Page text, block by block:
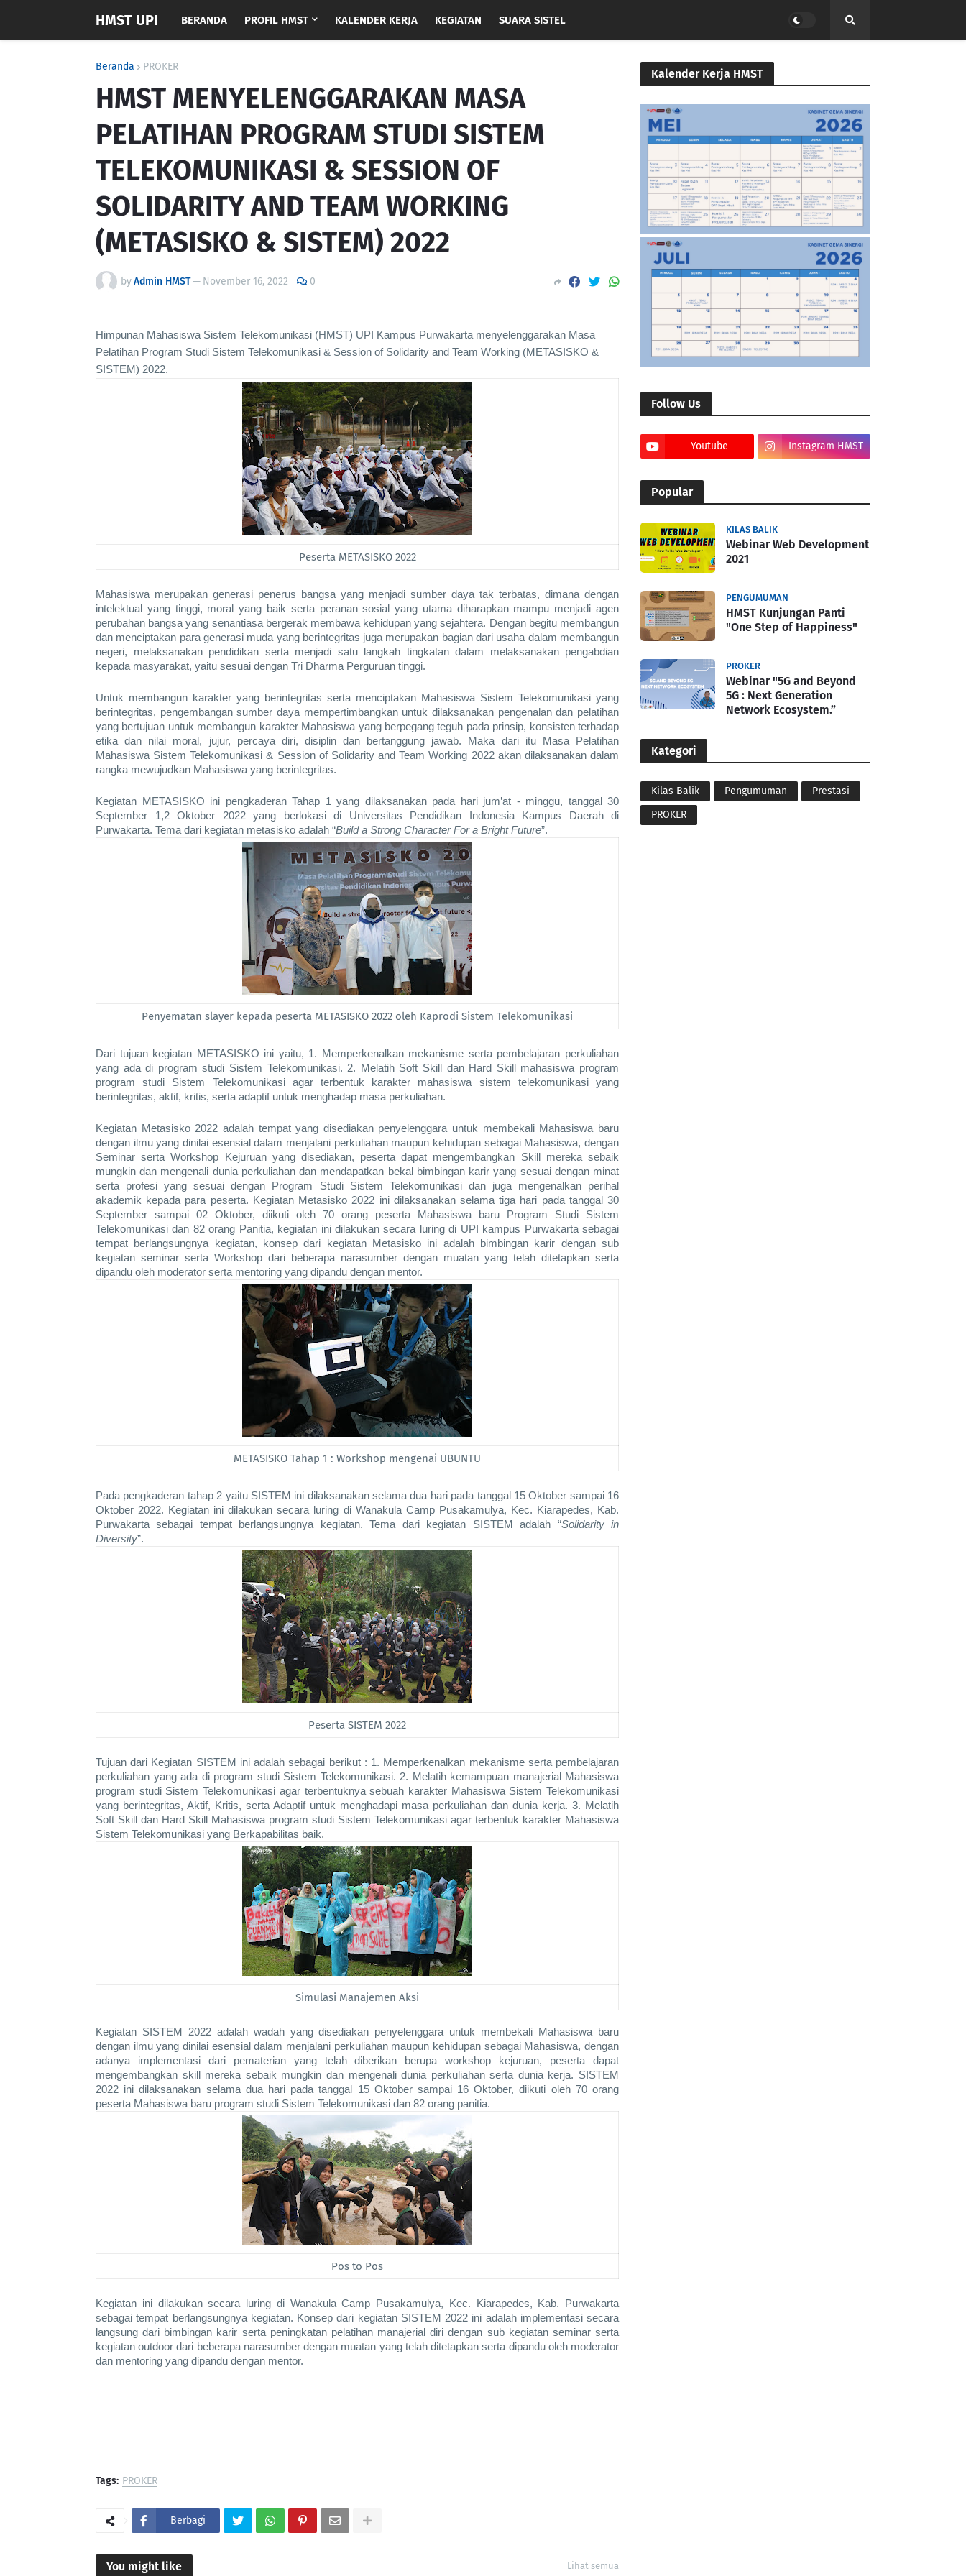
HMST UPI BERANDA PROFIL HMST KALENDER KERJA KEGIATAN SUARA SISTEL
Beranda PROKER
HMST MENYELENGGARAKAN MASA
PELATIHAN PROGRAM STUDI SISTEM
TELEKOMUNIKASI & SESSION OF
SOLIDARITY AND TEAM WORKING
(METASISKO & SISTEM) 2022
byAdmin HMST— November 16, 2022 0
Himpunan Mahasiswa Sistem Telekomunikasi (HMST) UPI Kampus Purwakarta menyelenggarakan Masa
Pelatihan Program Studi Sistem Telekomunikasi & Session of Solidarity and Team Working (METASISKO &
SISTEM) 2022.
Peserta METASISKO 2022
Mahasiswa merupakan generasi penerus bangsa yang menjadi sumber daya tak terbatas, dimana dengan
intelektual yang tinggi, moral yang baik serta peranan sosial yang utama diharapkan mampu menjadi agen
perubahan bangsa yang senantiasa bergerak membawa kehidupan yang sejahtera. Dengan begitu membangun
dan menciptakan para generasi muda yang berintegritas juga merupakan bagian dari usaha dalam membangun
negeri, melaksanakan pendidikan serta menjadi satu langkah tingkatan dalam melaksanakan pengabdian
kepada masyarakat, yaitu sesuai dengan Tri Dharma Perguruan tinggi.
Untuk membangun karakter yang berintegritas serta menciptakan Mahasiswa Sistem Telekomunikasi yang
berintegritas, pengembangan sumber daya mempertimbangkan untuk dilaksanakan pengenalan dan pelatihan
yang bertujuan untuk membangun karakter Mahasiswa yang berpegang teguh pada prinsip, konsisten terhadap
etika dan nilai moral, jujur, percaya diri, disiplin dan bertanggung jawab. Maka dari itu Masa Pelatihan
Mahasiswa Sistem Telekomunikasi & Session of Solidarity and Team Working 2022 akan dilaksanakan dalam
rangka mewujudkan Mahasiswa yang berintegritas.
Kegiatan METASISKO ini pengkaderan Tahap 1 yang dilaksanakan pada hari jum’at - minggu, tanggal 30
September 1,2 Oktober 2022 yang berlokasi di Universitas Pendidikan Indonesia Kampus Daerah di
Purwakarta. Tema dari kegiatan metasisko adalah “Build a Strong Character For a Bright Future”.
Penyematan slayer kepada peserta METASISKO 2022 oleh Kaprodi Sistem Telekomunikasi
Dari tujuan kegiatan METASISKO ini yaitu, 1. Memperkenalkan mekanisme serta pembelajaran perkuliahan
yang ada di program studi Sistem Telekomunikasi. 2. Melatih Soft Skill dan Hard Skill mahasiswa program
program studi Sistem Telekomunikasi agar terbentuk karakter mahasiswa sistem telekomunikasi yang
berintegritas, aktif, kritis, serta adaptif untuk menghadap masa perkuliahan.
Kegiatan Metasisko 2022 adalah tempat yang disediakan penyelenggara untuk membekali Mahasiswa baru
dengan ilmu yang dinilai esensial dalam menjalani perkuliahan maupun kehidupan sebagai Mahasiswa, dengan
Seminar serta Workshop Kejuruan yang disediakan, peserta dapat mengembangkan Skill mereka sebaik
mungkin dan mengenali dunia perkuliahan dan mendapatkan bekal bimbingan karir yang sesuai dengan minat
serta profesi yang sesuai dengan Program Studi Sistem Telekomunikasi dan juga mengenalkan perihal
akademik kepada para peserta. Kegiatan Metasisko 2022 ini dilaksanakan selama tiga hari pada tanggal 30
September sampai 02 Oktober, diikuti oleh 70 orang peserta Mahasiswa baru Program Studi Sistem
Telekomunikasi dan 82 orang Panitia, kegiatan ini dilakukan secara luring di UPI kampus Purwakarta sebagai
tempat berlangsungnya kegiatan, konsep dari kegiatan Metasisko ini adalah bimbingan karir dengan sub
kegiatan seminar serta Workshop dari beberapa narasumber dengan muatan yang telah ditetapkan serta
dipandu oleh moderator serta mentoring yang dipandu dengan mentor.
METASISKO Tahap 1 : Workshop mengenai UBUNTU
Pada pengkaderan tahap 2 yaitu SISTEM ini dilaksanakan selama dua hari pada tanggal 15 Oktober sampai 16
Oktober 2022. Kegiatan ini dilakukan secara luring di Wanakula Camp Pusakamulya, Kec. Kiarapedes, Kab.
Purwakarta sebagai tempat berlangsungnya kegiatan. Tema dari kegiatan SISTEM adalah “Solidarity in
Diversity”.
Peserta SISTEM 2022
Tujuan dari Kegiatan SISTEM ini adalah sebagai berikut : 1. Memperkenalkan mekanisme serta pembelajaran
perkuliahan yang ada di program studi Sistem Telekomunikasi. 2. Melatih kemampuan manajerial Mahasiswa
program studi Sistem Telekomunikasi agar terbentuknya sebuah karakter Mahasiswa Sistem Telekomunikasi
yang berintegritas, Aktif, Kritis, serta Adaptif untuk menghadapi masa perkuliahan dan dunia kerja. 3. Melatih
Soft Skill dan Hard Skill Mahasiswa program studi Sistem Telekomunikasi agar terbentuk karakter Mahasiswa
Sistem Telekomunikasi yang Berkapabilitas baik.
Simulasi Manajemen Aksi
Kegiatan SISTEM 2022 adalah wadah yang disediakan penyelenggara untuk membekali Mahasiswa baru
dengan ilmu yang dinilai esensial dalam menjalani perkuliahan maupun kehidupan sebagai Mahasiswa, dengan
adanya implementasi dari pematerian yang telah diberikan berupa workshop kejuruan, peserta dapat
mengembangkan skill mereka sebaik mungkin dan mengenali dunia perkuliahan serta dunia kerja. SISTEM
2022 ini dilaksanakan selama dua hari pada tanggal 15 Oktober sampai 16 Oktober, diikuti oleh 70 orang
peserta Mahasiswa baru program studi Sistem Telekomunikasi dan 82 orang panitia.
Pos to Pos
Kegiatan ini dilakukan secara luring di Wanakula Camp Pusakamulya, Kec. Kiarapedes, Kab. Purwakarta
sebagai tempat berlangsungnya kegiatan. Konsep dari kegiatan SISTEM 2022 ini adalah implementasi secara
langsung dari bimbingan karir serta peningkatan pelatihan manajerial diri dengan sub kegiatan seminar serta
kegiatan outdoor dari beberapa narasumber dengan muatan yang telah ditetapkan serta dipandu oleh moderator
dan mentoring yang dipandu dengan mentor.
Tags: PROKER
Berbagi
You might like Lihat semua
Kalender Kerja HMST
Follow Us
Youtube Instagram HMST
Popular
KILAS BALIK
Webinar Web Development
2021
PENGUMUMAN
HMST Kunjungan Panti
"One Step of Happiness"
PROKER
Webinar "5G and Beyond
5G : Next Generation
Network Ecosystem.”
Kategori
Kilas Balik Pengumuman
Prestasi
PROKER